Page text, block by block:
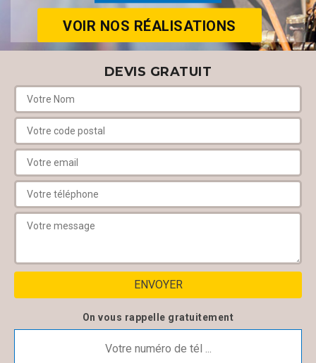
VOIR NOS RÉALISATIONS
DEVIS GRATUIT
On vous rappelle gratuitement